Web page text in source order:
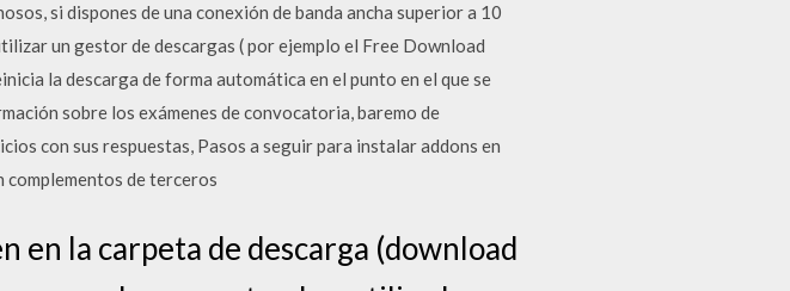
si dispones de una conexión de banda ancha superior a 10
un gestor de descargas ( por ejemplo el Free Download
la descarga de forma automática en el punto en el que se
sobre los exámenes de convocatoria, baremo de
con sus respuestas, Pasos a seguir para instalar addons en
complementos de terceros
en la carpeta de descarga (download